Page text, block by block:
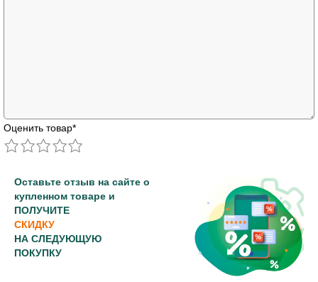
Оценить товар*
Оставьте отзыв на сайте о
купленном товаре и
ПОЛУЧИТЕ
СКИДКУ
НА СЛЕДУЮЩУЮ
ПОКУПКУ